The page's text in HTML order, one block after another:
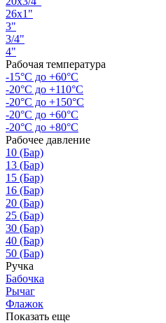
26х1"
3"
3/4"
4"
Рабочая температура
-15°С до +60°С
-20°С до +110°С
-20°С до +150°С
-20°С до +60°С
-20°С до +80°С
Рабочее давление
10 (Бар)
13 (Бар)
15 (Бар)
16 (Бар)
20 (Бар)
25 (Бар)
30 (Бар)
40 (Бар)
50 (Бар)
Ручка
Бабочка
Рычаг
Флажок
Показать еще